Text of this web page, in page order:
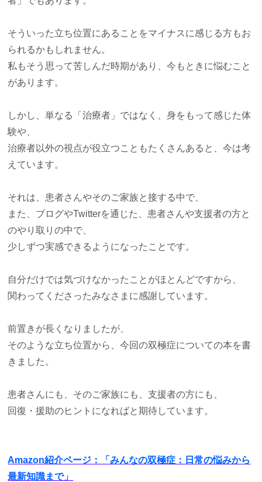
そういった立ち位置にあることをマイナスに感じる方もお
られるかもしれません。
私もそう思って苦しんだ時期があり、今もときに悩むこと
があります。
しかし、単なる「治療者」ではなく、身をもって感じた体
験や、
治療者以外の視点が役立つこともたくさんあると、今は考
えています。
それは、患者さんやそのご家族と接する中で、
また、ブログやTwitterを通じた、患者さんや支援者の方と
のやり取りの中で、
少しずつ実感できるようになったことです。
自分だけでは気づけなかったことがほとんどですから、
関わってくださったみなさまに感謝しています。
前置きが長くなりましたが、
そのような立ち位置から、今回の双極症についての本を書
きました。
患者さんにも、そのご家族にも、支援者の方にも、
回復・援助のヒントになればと期待しています。
Amazon紹介ページ：「みんなの双極症：日常の悩みから
最新知識まで」